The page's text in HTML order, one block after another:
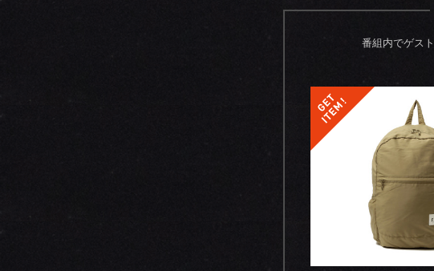
番組内でゲス